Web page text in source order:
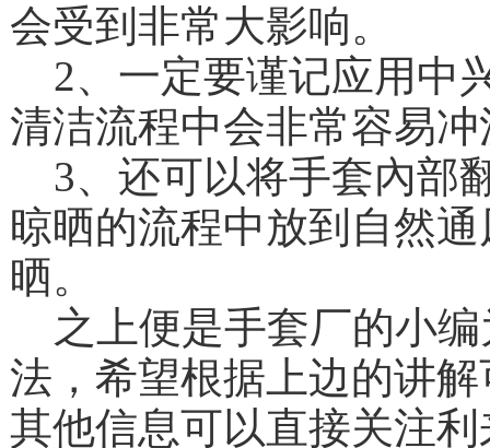
会受到非常大影响。
2、一定要谨记应用中
清洁流程中会非常容易冲
3、还可以将手套內部
晾晒的流程中放到自然
晒。
之上便是手套厂的小编
法，希望根据上边的讲解
其他信息可以直接关注